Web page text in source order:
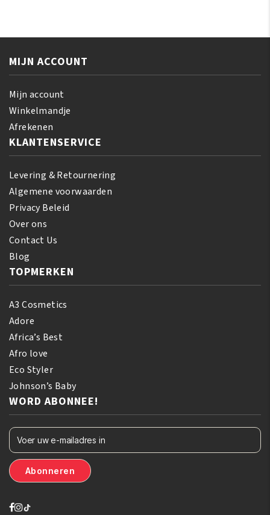
Lightening
gr
MIJN ACCOUNT
Mijn account
Winkelmandje
Afrekenen
KLANTENSERVICE
Levering & Retournering
Algemene voorwaarden
Privacy Beleid
Over ons
Contact Us
Blog
TOPMERKEN
A3 Cosmetics
Adore
Africa’s Best
Afro love
Eco Styler
Johnson’s Baby
WORD ABONNEE!